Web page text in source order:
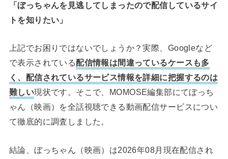
「ぼっちゃんを見逃してしまったので配信しているサイ
トを知りたい」
上記でお困りではないでしょうか？実際、Googleなど
で表示されている配信情報は間違っているケースも多
く、配信されているサービス情報を詳細に把握するのは
難しい現状です。そこで、MOMOSE編集部にてぼっち
ゃん（映画）を全話視聴できる動画配信サービスについ
て徹底的に調査しました。
結論、ぼっちゃん（映画）は2026年08月現在配信され